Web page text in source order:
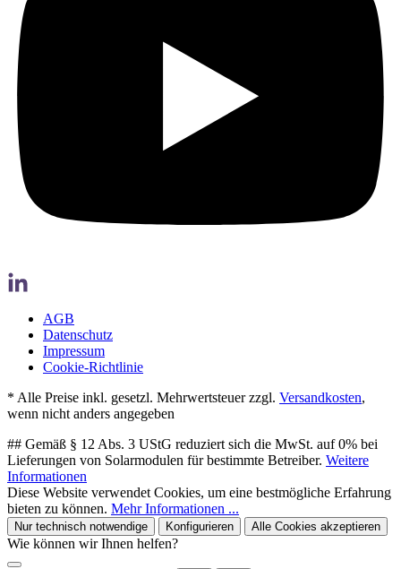
AGB
Datenschutz
Impressum
Cookie-Richtlinie
* Alle Preise inkl. gesetzl. Mehrwertsteuer zzgl. Versandkosten,
wenn nicht anders angegeben
## Gemäß § 12 Abs. 3 UStG reduziert sich die MwSt. auf 0% bei
Lieferungen von Solarmodulen für bestimmte Betreiber. Weitere
Informationen
Diese Website verwendet Cookies, um eine bestmögliche Erfahrung
bieten zu können. Mehr Informationen ...
Nur technisch notwendige Konfigurieren Alle Cookies akzeptieren
Wie können wir Ihnen helfen?